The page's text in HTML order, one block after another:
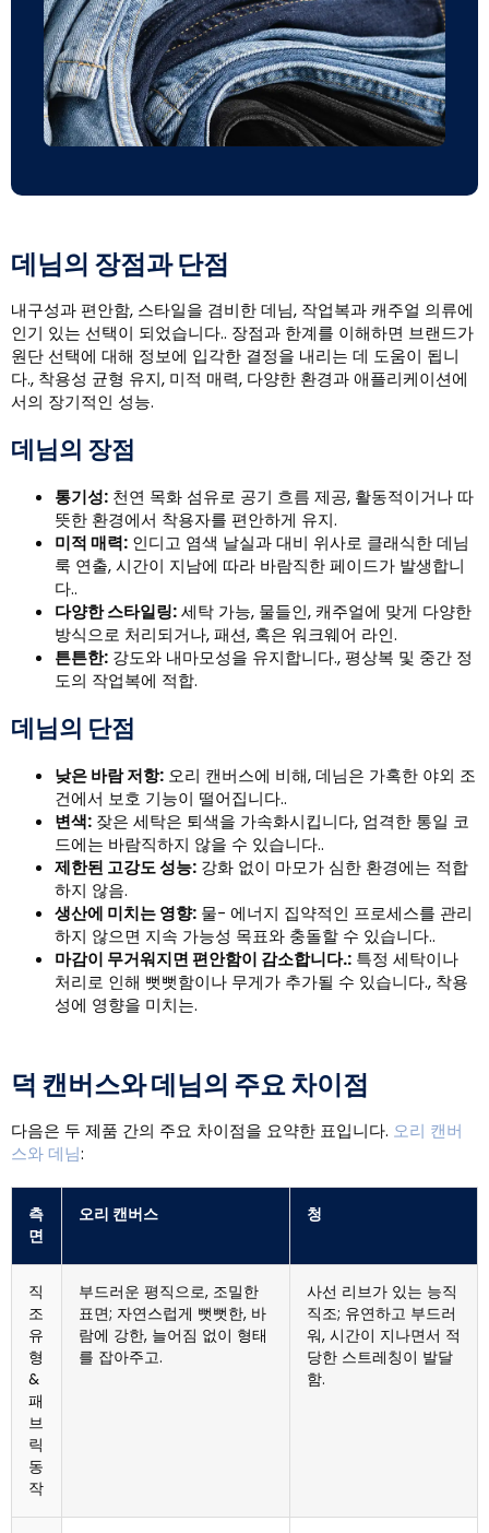
데님의 장점과 단점
내구성과 편안함, 스타일을 겸비한 데님, 작업복과 캐주얼 의류에
인기 있는 선택이 되었습니다.. 장점과 한계를 이해하면 브랜드가
원단 선택에 대해 정보에 입각한 결정을 내리는 데 도움이 됩니
다., 착용성 균형 유지, 미적 매력, 다양한 환경과 애플리케이션에
서의 장기적인 성능.
데님의 장점
통기성: 천연 목화 섬유로 공기 흐름 제공, 활동적이거나 따
뜻한 환경에서 착용자를 편안하게 유지.
미적 매력: 인디고 염색 날실과 대비 위사로 클래식한 데님
룩 연출, 시간이 지남에 따라 바람직한 페이드가 발생합니
다..
다양한 스타일링:세탁 가능, 물들인, 캐주얼에 맞게 다양한
방식으로 처리되거나, 패션, 혹은 워크웨어 라인.
튼튼한: 강도와 내마모성을 유지합니다., 평상복 및 중간 정
도의 작업복에 적합.
데님의 단점
낮은 바람 저항: 오리 캔버스에 비해, 데님은 가혹한 야외 조
건에서 보호 기능이 떨어집니다..
변색: 잦은 세탁은 퇴색을 가속화시킵니다, 엄격한 통일 코
드에는 바람직하지 않을 수 있습니다..
제한된 고강도 성능: 강화 없이 마모가 심한 환경에는 적합
하지 않음.
생산에 미치는 영향: 물- 에너지 집약적인 프로세스를 관리
하지 않으면 지속 가능성 목표와 충돌할 수 있습니다..
마감이 무거워지면 편안함이 감소합니다.: 특정 세탁이나
처리로 인해 뻣뻣함이나 무게가 추가될 수 있습니다., 착용
성에 영향을 미치는.
덕 캔버스와 데님의 주요 차이점
다음은 두 제품 간의 주요 차이점을 요약한 표입니다. 오리 캔버
스와 데님:
측
면
오리 캔버스 청
직
조
유
형
&
패
브
릭
동
작
부드러운 평직으로, 조밀한
표면; 자연스럽게 뻣뻣한, 바
람에 강한, 늘어짐 없이 형태
를 잡아주고.
사선 리브가 있는 능직
직조; 유연하고 부드러
워, 시간이 지나면서 적
당한 스트레칭이 발달
함.